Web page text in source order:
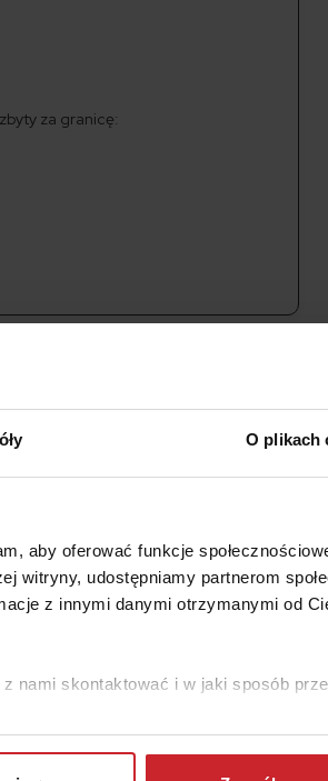
O plikach
aby oferować funkcje
witryny, udostępniamy partnerom
z innymi danymi otrzymanymi od
nami skontaktować i w jaki sposób
za granicę:
o wyrejestrowanie pojazdu.
taki sam druk. Wystarczy w
rozpatrywane są w trybie
od pozostałych. Wtedy do
każdego współwłaściciela. Opłaty
na temat upoważnienia
wniosek o rejestrację pojazdu.
kasacji takiego pojazdu to ja muszę
fakt, że pojazd formalnie w